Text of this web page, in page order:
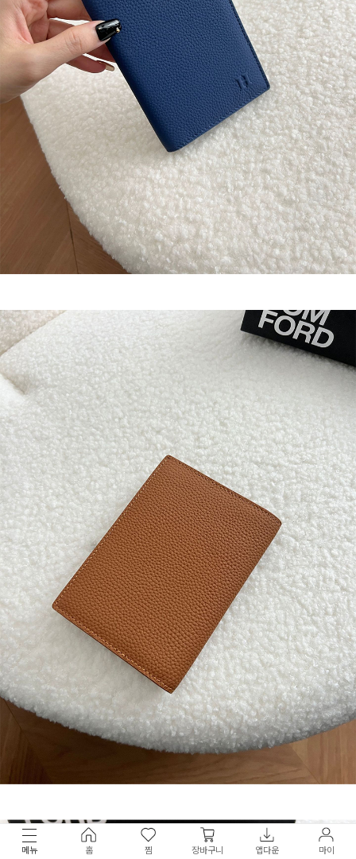
메뉴 홈 찜 장바구니 앱다운 마이